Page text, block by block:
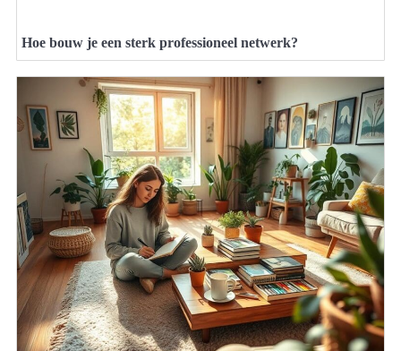
Hoe bouw je een sterk professioneel netwerk?